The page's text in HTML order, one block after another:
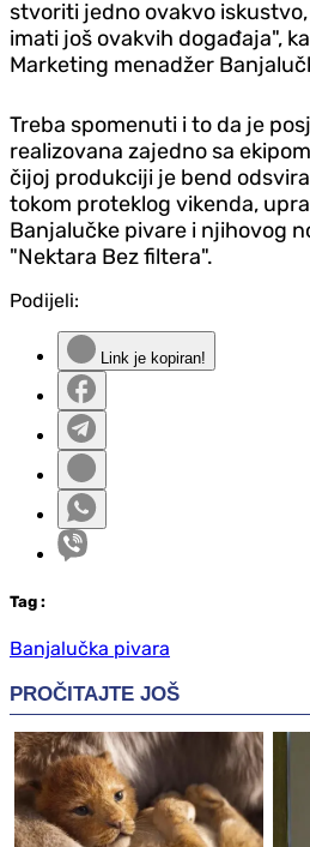
stvoriti jedno ovakvo
imati još ovakvih događaja",
Marketing menadžer
Treba spomenuti i to da je
realizovana zajedno sa
čijoj produkciji je bend
tokom proteklog vikenda,
Banjalučke pivare i njihovog
"Nektara Bez filtera".
Podijeli:
Link je kopiran!
Tag :
Banjalučka pivara